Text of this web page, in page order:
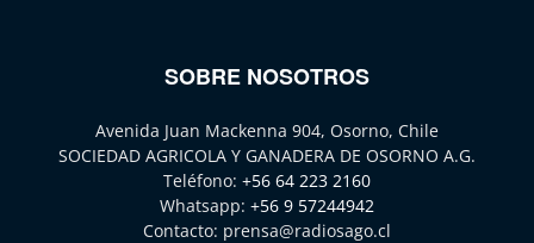
SOBRE NOSOTROS
Avenida Juan Mackenna 904, Osorno, Chile
SOCIEDAD AGRICOLA Y GANADERA DE OSORNO A.G.
Teléfono: +56 64 223 2160
Whatsapp: +56 9 57244942
Contacto: prensa@radiosago.cl